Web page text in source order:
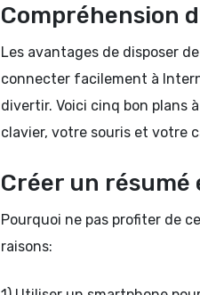
Compréhension
Les avantages de disposer
connecter facilement à
divertir. Voici cinq bon plans
clavier, votre souris et votre
Créer un résumé
Pourquoi ne pas profiter de
raisons: